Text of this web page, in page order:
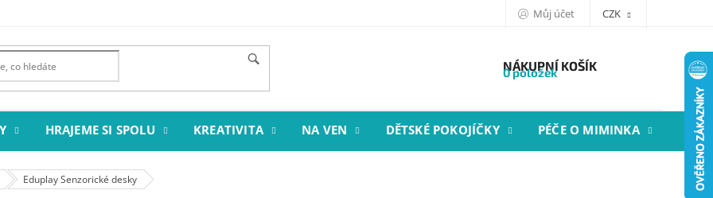
Můj účet CZK
NÁKUPNÍ KOŠÍK
0 položek
HRAJEME SI SPOLU KREATIVITA NA VEN DĚTSKÉ POKOJÍČKY PÉČE O MIMINKA
Eduplay Senzorické desky